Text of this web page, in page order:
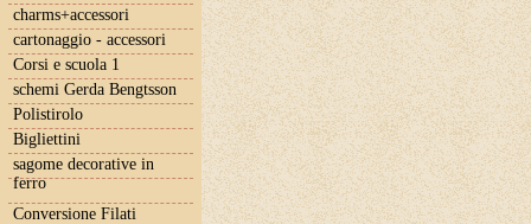
charms+accessori
cartonaggio - accessori
Corsi e scuola 1
schemi Gerda Bengtsson
Polistirolo
Bigliettini
sagome decorative in
ferro
Conversione Filati